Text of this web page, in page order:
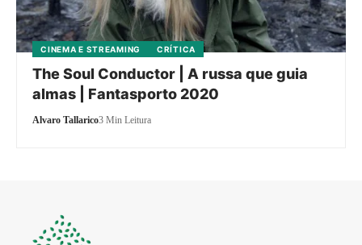
CINEMA E STREAMING CRÍTICA
The Soul Conductor | A russa que guia
almas | Fantasporto 2020
Alvaro Tallarico3 Min Leitura